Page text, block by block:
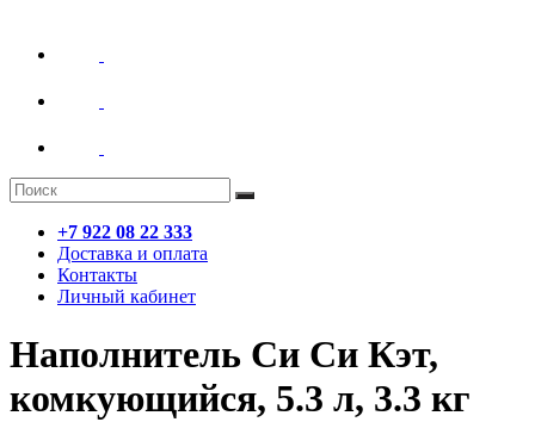
+7 922 08 22 333
Доставка и оплата
Контакты
Личный кабинет
Наполнитель Си Си Кэт,
комкующийся, 5.3 л, 3.3 кг